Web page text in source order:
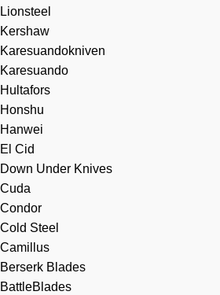
Lionsteel
Kershaw
Karesuandokniven
Karesuando
Hultafors
Honshu
Hanwei
El Cid
Down Under Knives
Cuda
Condor
Cold Steel
Camillus
Berserk Blades
BattleBlades